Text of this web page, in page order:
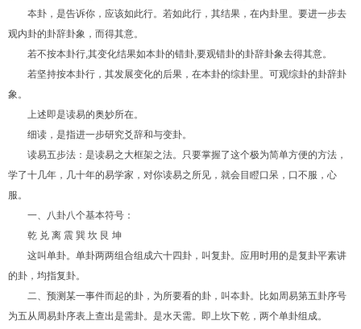
夲卦，是告诉你，应该如此行。若如此行，其结果，在内卦里。要进一步去
观内卦的卦辞卦象，而得其意。
若不按本卦行,其变化结果如本卦的错卦,要观错卦的卦辞卦象去得其意。
若坚持按本卦行，其发展变化的后果，在本卦的综卦里。可观综卦的卦辞卦
象。
上述即是读易的奥妙所在。
细读，是指进一步研究爻辞和与变卦。
读易五步法：是读易之大框架之法。只要掌握了这个极为简单方便的方法，
学了十几年，几十年的易学家，对你读易之所见，就会目瞪口呆，口不服，心
服。
一、八卦八个基本符号：
乾 兑 离 震 巽 坎 艮 坤
这叫单卦。单卦两两组合组成六十四卦，叫复卦。应用时用的是复卦平素讲
的卦，均指复卦。
二、预测某一事件而起的卦，为所要看的卦，叫夲卦。比如周易第五卦序号
为五从周易卦序表上查出是需卦。是水天需。即上坎下乾，两个单卦组成。